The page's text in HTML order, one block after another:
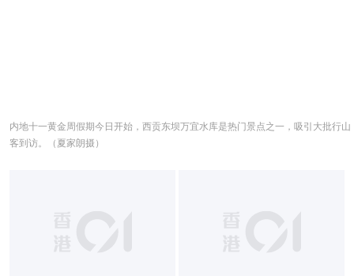
内地十一黄金周假期今日开始，西贡东坝万宜水库是热门景点之一，吸引大批行山
客到访。（夏家朗摄）